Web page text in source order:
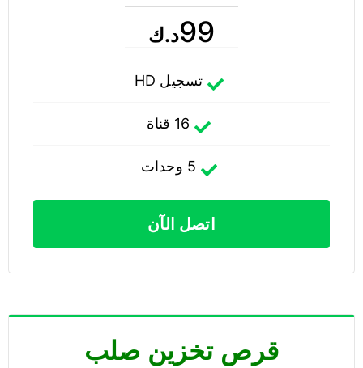
99د.ك
تسجيل HD
16 قناة
5 وحدات
اتصل الآن
قرص تخزين صلب